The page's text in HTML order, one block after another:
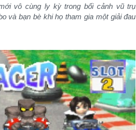
vô cùng ly kỳ trong bối cảnh vũ trụ
và bạn bè khi họ tham gia một giải đau